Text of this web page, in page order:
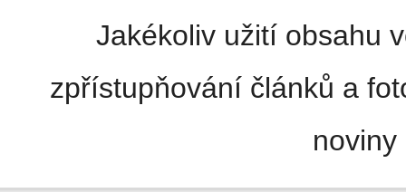
Jakékoliv užití obsahu
zpřístupňování článků a